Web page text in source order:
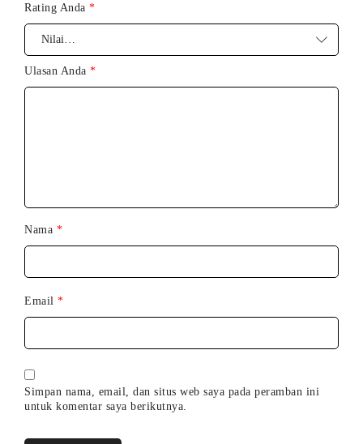
Rating Anda *
Ulasan Anda *
Nama *
Email *
Simpan nama, email, dan situs web saya pada peramban ini
untuk komentar saya berikutnya.